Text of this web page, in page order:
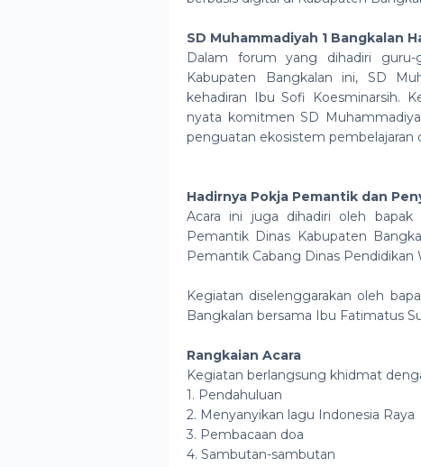
SD Muhammadiyah 1 Bangkalan
Dalam forum yang dihadiri
Kabupaten Bangkalan ini, SD
kehadiran Ibu Sofi Koesminarsih.
nyata komitmen SD
penguatan ekosistem pembelajaran
Hadirnya Pokja Pemantik dan
Acara ini juga dihadiri oleh bapak
Pemantik Dinas Kabupaten
Pemantik Cabang Dinas Pendidikan
Kegiatan diselenggarakan oleh
Bangkalan bersama Ibu Fatimatus
Rangkaian Acara
Kegiatan berlangsung khidmat
1. Pendahuluan
2. Menyanyikan lagu Indonesia Raya
3. Pembacaan doa
4. Sambutan-sambutan